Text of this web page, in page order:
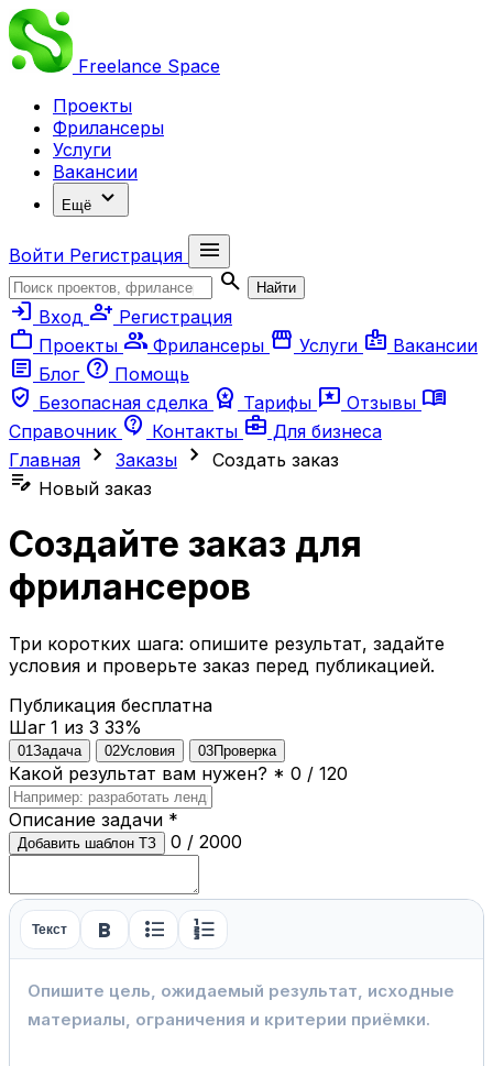
Freelance Space
Проекты
Фрилансеры
Услуги
Вакансии
Ещё expand_more
Войти Регистрация
menu
search
Найти
login Вход person_add Регистрация
work Проекты group Фрилансеры storefront Услуги badge Вакансии
article Блог help Помощь
verified_user Безопасная сделка workspace_premium Тарифы reviews Отзывы menu_book
Справочник contact_support Контакты business_center Для бизнеса
Главная chevron_right Заказы chevron_right Создать заказ
edit_note Новый заказ
Создайте заказ для
фрилансеров
Три коротких шага: опишите результат, задайте
условия и проверьте заказ перед публикацией.
Публикация бесплатна
Шаг 1 из 3 33%
01 Задача 02Условия 03Проверка
Какой результат вам нужен? * 0 / 120
Описание задачи *
Добавить шаблон ТЗ 0 / 2000
Текст format_bold format_list_bulleted format_list_numbered